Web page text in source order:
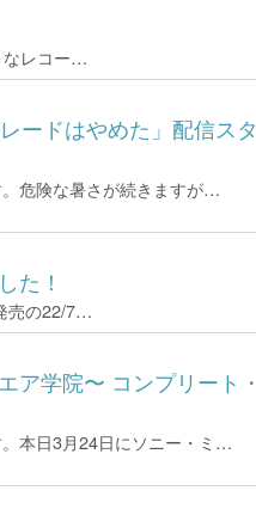
なレコー…
ードはやめた」配信スタ
危険な暑さが続きますが…
た！
売の22/7…
ア学院〜 コンプリート・
本日3月24日にソニー・ミ…